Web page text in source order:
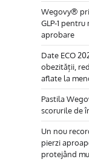
Wegovy®
GLP-1
aprobare
Date ECO
obezității,
aflate la
Pastila
scorurile de
Un nou
pierzi
protejând